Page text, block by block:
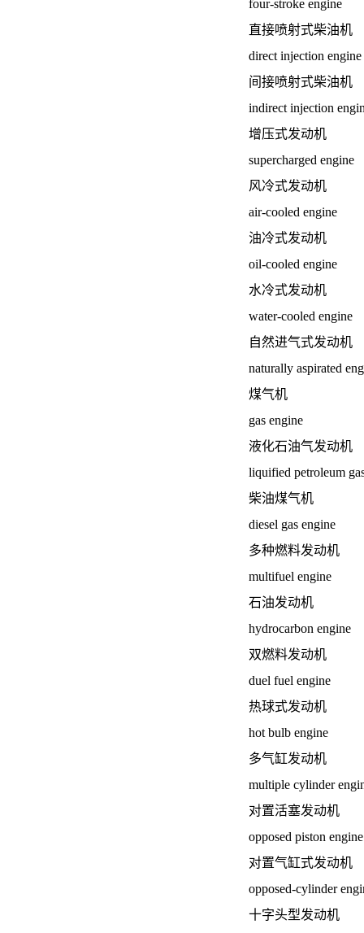
four-stroke engine
直接喷射式柴油机
direct injection engine
间接喷射式柴油机
indirect injection
增压式发动机
supercharged engine
风冷式发动机
air-cooled engine
油冷式发动机
oil-cooled engine
水冷式发动机
water-cooled engine
自然进气式发动机
naturally aspirated
煤气机
gas engine
液化石油气发动机
liquified petroleum
柴油煤气机
diesel gas engine
多种燃料发动机
multifuel engine
石油发动机
hydrocarbon engine
双燃料发动机
duel fuel engine
热球式发动机
hot bulb engine
多气缸发动机
multiple cylinder
对置活塞发动机
opposed piston engine
对置气缸式发动机
opposed-cylinder
十字头型发动机